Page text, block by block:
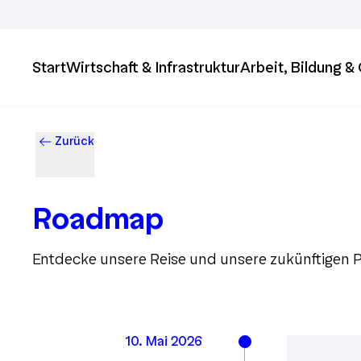
StartWirtschaft & InfrastrukturArbeit, Bildung &
Zurück
Roadmap
Entdecke unsere Reise und unsere
10. Mai 2026